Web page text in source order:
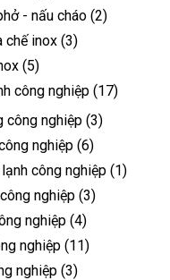
- nấu cháo (2)
chế inox (3)
(5)
công nghiệp (17)
công nghiệp (3)
nghiệp (6)
công nghiệp (1)
nghiệp (3)
nghiệp (4)
nghiệp (11)
nghiệp (3)